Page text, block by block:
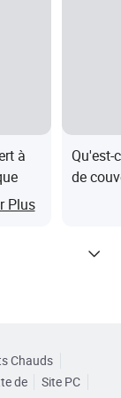
déBit
veste avec
standard pour
et
à
Plus
Qu'est-
de
Chauds
de
Site PC